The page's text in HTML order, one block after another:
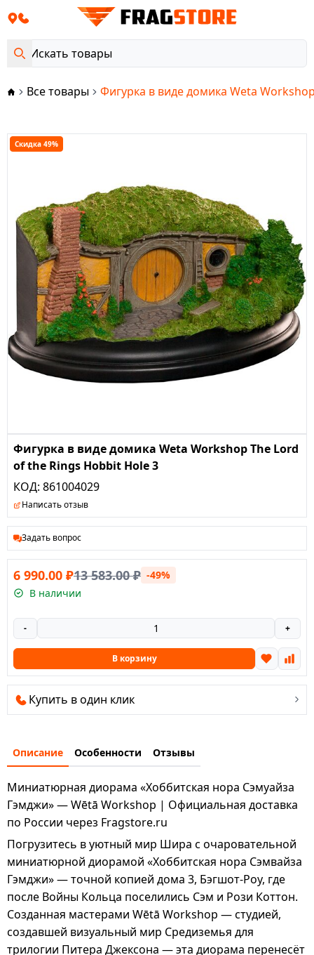
Все товары Фигурка в виде домика Weta
Скидка 49%
Фигурка в виде домика Weta Workshop The Lord
of the Rings Hobbit Hole 3
КОД: 861004029
Написать отзыв
Задать вопрос
6 990.00 ₽13 583.00₽ -49%
В наличии
- +
В корзину
Купить в один клик
Описание Особенности Отзывы
Миниатюрная диорама «Хоббитская нора Сэмуайза
Гэмджи» — Wētā Workshop | Официальная доставка
по России через Fragstore.ru
Погрузитесь в уютный мир Шира с очаровательной
миниатюрной диорамой «Хоббитская нора Сэмвайза
Гэмджи» — точной копией дома 3, Бэгшот-Роу, где
после Войны Кольца поселились Сэм и Рози Коттон.
Созданная мастерами Wētā Workshop — студией,
создавшей визуальный мир Средиземья для
трилогии Питера Джексона — эта диорама перенесёт